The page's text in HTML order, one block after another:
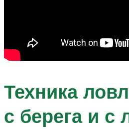
Техника
с берега и с